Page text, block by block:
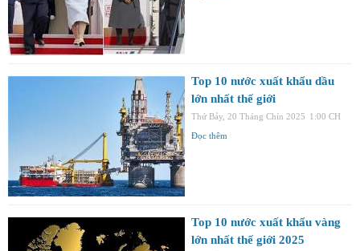
Top 10 nước xuất khẩu dầu
lớn nhất thế giới
Thứ Bảy, 20 Tháng Chín 2025 1:00 CH
Đọc thêm
Top 10 nước xuất khẩu vàng
lớn nhất thế giới 2025